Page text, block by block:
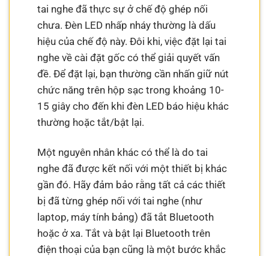
tai nghe đã thực sự ở chế độ ghép nối
chưa. Đèn LED nhấp nháy thường là dấu
hiệu của chế độ này. Đôi khi, việc đặt lại tai
nghe về cài đặt gốc có thể giải quyết vấn
đề. Để đặt lại, bạn thường cần nhấn giữ nút
chức năng trên hộp sạc trong khoảng 10-
15 giây cho đến khi đèn LED báo hiệu khác
thường hoặc tắt/bật lại.
Một nguyên nhân khác có thể là do tai
nghe đã được kết nối với một thiết bị khác
gần đó. Hãy đảm bảo rằng tất cả các thiết
bị đã từng ghép nối với tai nghe (như
laptop, máy tính bảng) đã tắt Bluetooth
hoặc ở xa. Tắt và bật lại Bluetooth trên
điện thoại của bạn cũng là một bước khắc